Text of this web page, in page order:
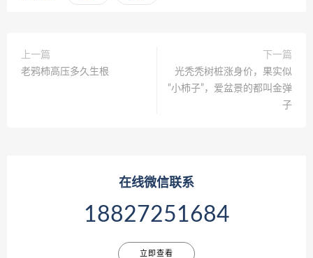
上一篇
老鸦柿高压多久生根
下一篇
光秃秃树桩涨身价，果实似
“小柿子”，爱盆景的都叫金弹
子
在线微信联系
18827251684
立即查看